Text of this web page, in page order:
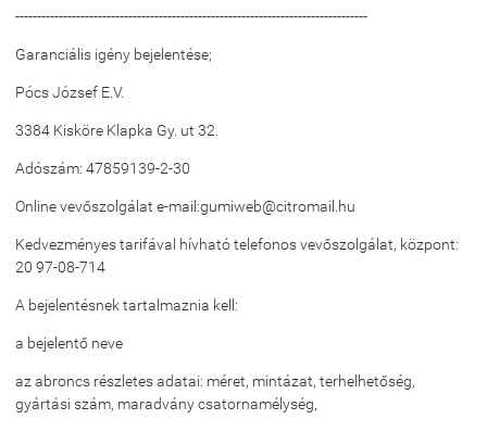
---------------------------------------------------------------------------------
Garanciális igény bejelentése;
Pócs József E.V.
3384 Kisköre Klapka Gy. ut 32.
Adószám: 47859139-2-30
Online vevőszolgálat e-mail:gumiweb@citromail.hu
Kedvezményes tarifával hívható telefonos vevőszolgálat, központ:
20 97-08-714
A bejelentésnek tartalmaznia kell:
a bejelentő neve
az abroncs részletes adatai: méret, mintázat, terhelhetőség,
gyártási szám, maradvány csatornamélység,